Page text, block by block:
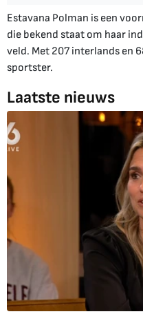
Estavana Polman is een
die bekend staat om haar
veld. Met 207 interlands en
sportster.
Laatste nieuws